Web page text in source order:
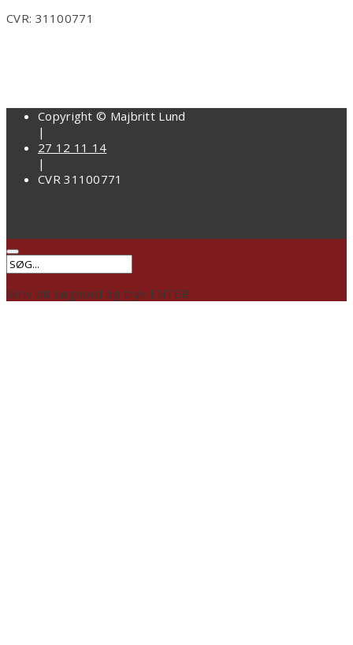
CVR: 31100771
Copyright © Majbritt Lund
|
27 12 11 14
|
CVR 31100771
Skriv dit søgeord og tryk ENTER